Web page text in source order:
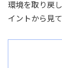
環境を取り戻
イントから見